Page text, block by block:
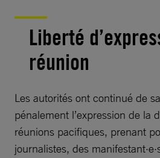
Liberté
réunion
Les autorités ont continué de
pénalement l’expression de la
réunions pacifiques, prenant
journalistes, des